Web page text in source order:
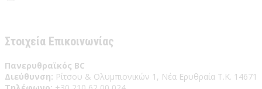
Στοιχεία Επικοινωνίας
Πανερυθραϊκός BC
Διεύθυνση: Ρίτσου & Ολυμπιονικών 1, Νέα Ερυθραία Τ.Κ. 14671